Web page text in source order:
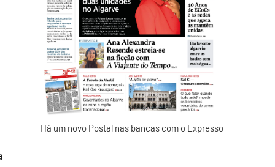
Há um novo Postal nas bancas com o Expresso